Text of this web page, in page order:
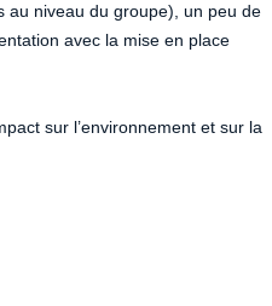
niveau du groupe), un peu de
avec la mise en place
sur l’environnement et sur la